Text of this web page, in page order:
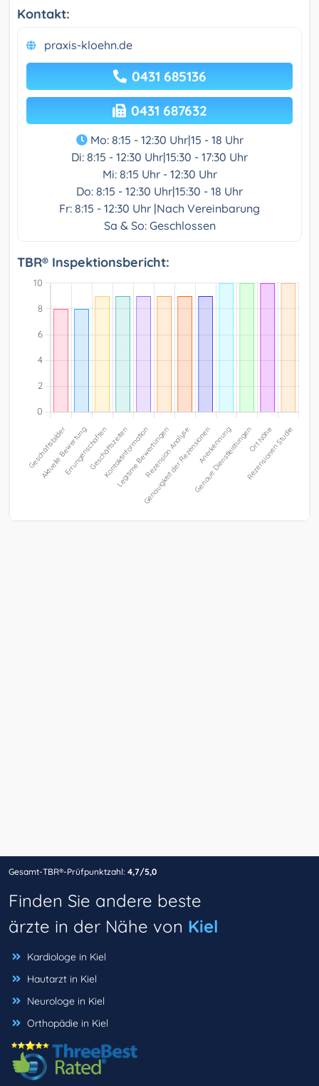
Kontakt:
praxis-kloehn.de
0431 685136
0431 687632
Mo: 8:15 - 12:30 Uhr|15 - 18 Uhr
Di: 8:15 - 12:30 Uhr|15:30 - 17:30 Uhr
Mi: 8:15 Uhr - 12:30 Uhr
Do: 8:15 - 12:30 Uhr|15:30 - 18 Uhr
Fr: 8:15 - 12:30 Uhr |Nach Vereinbarung
Sa & So: Geschlossen
TBR® Inspektionsbericht:
Gesamt-TBR®-Prüfpunktzahl: 4,7/5,0
Finden Sie andere beste
ärzte in der Nähe von Kiel
Kardiologe in Kiel
Hautarzt in Kiel
Neurologe in Kiel
Orthopädie in Kiel